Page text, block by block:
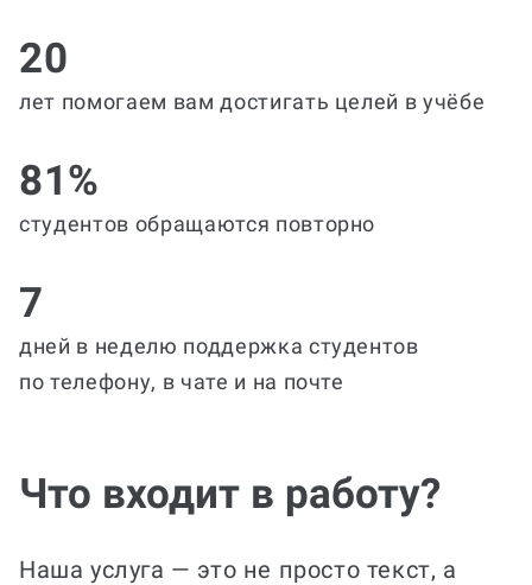
20
лет помогаем вам достигать целей в учёбе
81%
студентов обращаются повторно
7
дней в неделю поддержка студентов
по телефону, в чате и на почте
Что входит в работу?
Наша услуга — это не просто текст, а